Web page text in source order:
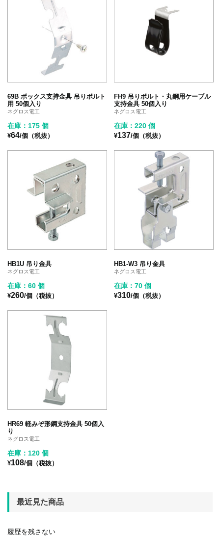
69B ボックス支持金具 吊りボルト
用 50個入り
ネグロス電工
在庫：175 個
¥64/個（税抜）
FH9 吊りボルト・丸鋼用ケーブル
支持金具 50個入り
ネグロス電工
在庫：220 個
¥137/個（税抜）
HB1U 吊り金具
ネグロス電工
在庫：60 個
¥260/個（税抜）
HB1-W3 吊り金具
ネグロス電工
在庫：70 個
¥310/個（税抜）
HR69 軽みぞ形鋼支持金具 50個入
り
ネグロス電工
在庫：120 個
¥108/個（税抜）
最近見た商品
履歴を残さない